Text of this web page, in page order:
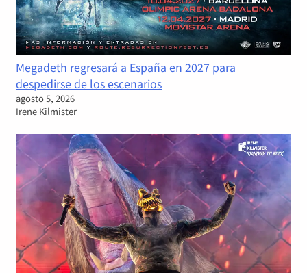
Megadeth regresará a España en 2027 para
despedirse de los escenarios
agosto 5, 2026
Irene Kilmister